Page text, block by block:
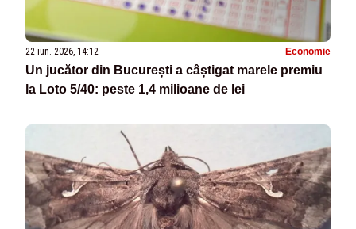
22 iun. 2026, 14:12 Economie
Un jucător din București a câștigat marele premiu
la Loto 5/40: peste 1,4 milioane de lei